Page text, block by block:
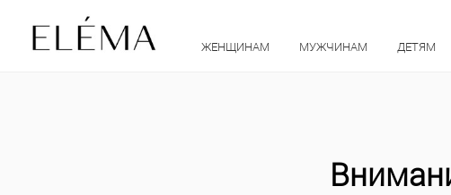
ЖЕНЩИНАМ МУЖЧИНАМ ДЕТЯМ